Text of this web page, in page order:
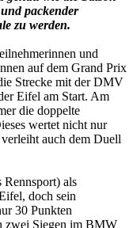
packender
zu werden.
und
auf dem Grand Prix
Strecke mit der DMV
Eifel am Start. Am
die doppelte
wertet nicht nur
auch dem Duell
als
doch sein
30 Punkten
zwei Siegen im BMW